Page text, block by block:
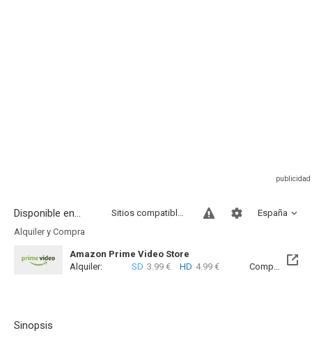
Disponible en... España
Sitios compatibles
Alquiler y Compra
Amazon Prime Video Store
Alquiler:
SD 3.99 € HD 4.99 € Compra: SD
Sinopsis